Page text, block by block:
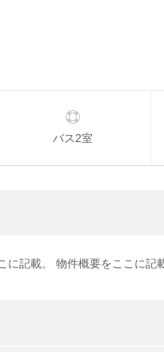
バス2室
記載。 物件概要をここに記